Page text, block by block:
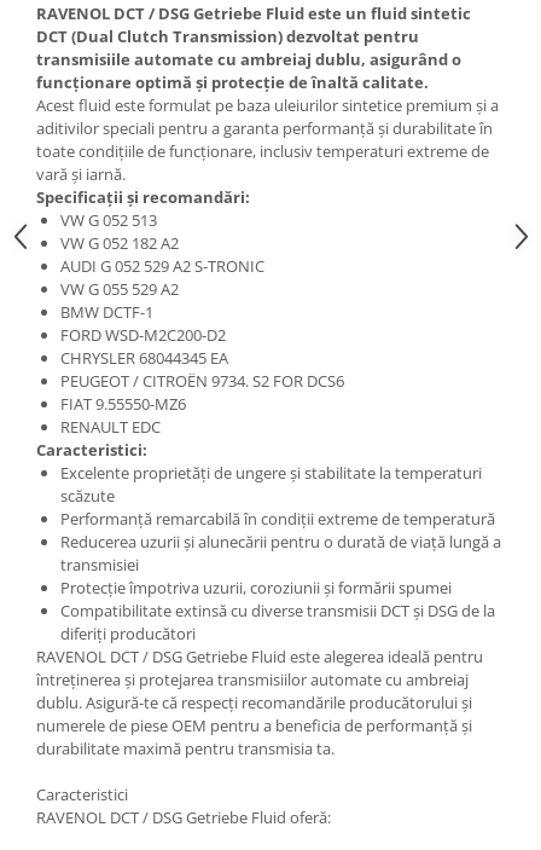
RAVENOL DCT / DSG Getriebe Fluid este un fluid sintetic
DCT (Dual Clutch Transmission) dezvoltat pentru
transmisiile automate cu ambreiaj dublu, asigurând o
funcționare optimă și protecție de înaltă calitate.
Acest fluid este formulat pe baza uleiurilor sintetice premium și a
aditivilor speciali pentru a garanta performanță și durabilitate în
toate condițiile de funcționare, inclusiv temperaturi extreme de
vară și iarnă.
Specificații și recomandări:
VW G 052 513
VW G 052 182 A2
AUDI G 052 529 A2 S-TRONIC
VW G 055 529 A2
BMW DCTF-1
FORD WSD-M2C200-D2
CHRYSLER 68044345 EA
PEUGEOT / CITROËN 9734. S2 FOR DCS6
FIAT 9.55550-MZ6
RENAULT EDC
Caracteristici:
Excelente proprietăți de ungere și stabilitate la temperaturi
scăzute
Performanță remarcabilă în condiții extreme de temperatură
Reducerea uzurii și alunecării pentru o durată de viață lungă a
transmisiei
Protecție împotriva uzurii, coroziunii și formării spumei
Compatibilitate extinsă cu diverse transmisii DCT și DSG de la
diferiți producători
RAVENOL DCT / DSG Getriebe Fluid este alegerea ideală pentru
întreținerea și protejarea transmisiilor automate cu ambreiaj
dublu. Asigură-te că respecți recomandările producătorului și
numerele de piese OEM pentru a beneficia de performanță și
durabilitate maximă pentru transmisia ta.
Caracteristici
RAVENOL DCT / DSG Getriebe Fluid oferă: